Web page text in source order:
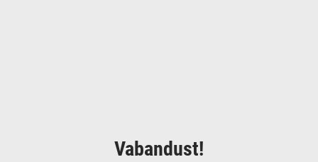
Vabandust!